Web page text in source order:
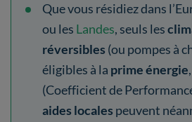
Que vous résidiez dans
ou les Landes, seuls les
réversibles (ou pompes à
éligibles à la prime énergie
(Coefficient de
aides locales peuvent